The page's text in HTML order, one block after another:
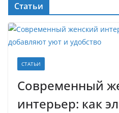
Статьи
СТАТЬИ
Современный
интерьер: как